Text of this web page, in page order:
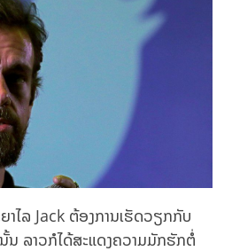
າໄລ Jack ຕ້ອງການເຮັດວຽກກັບ
ນ ລາວກໍໄດ້ສະແດງຄວາມມັກຮັກຕໍ່